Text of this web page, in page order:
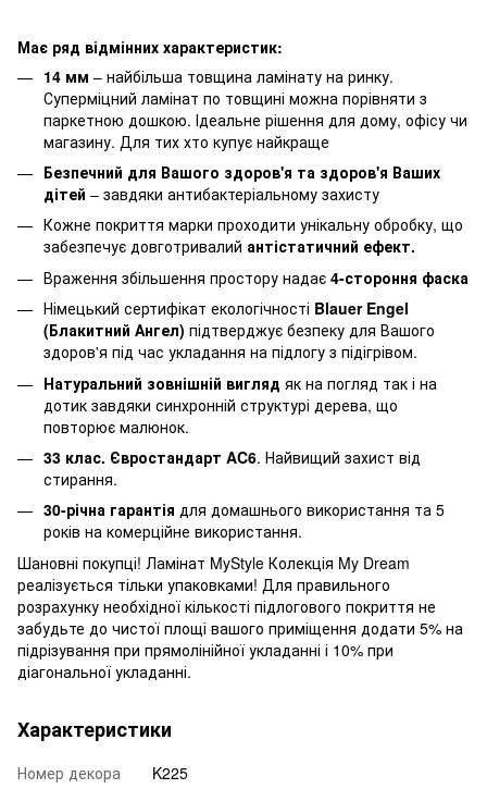
Має ряд відмінних характеристик:
14 мм – найбільша товщина ламінату на ринку.
Суперміцний ламінат по товщині можна порівняти з
паркетною дошкою. Ідеальне рішення для дому, офісу чи
магазину. Для тих хто купує найкраще
Безпечний для Вашого здоров'я та здоров'я Ваших
дітей – завдяки антибактеріальному захисту
Кожне покриття марки проходити унікальну обробку, що
забезпечує довготривалий антістатичний ефект.
Враження збільшення простору надає 4-стороння фаска
Німецький сертифікат екологічності Blauer Engel
(Блакитний Ангел) підтверджує безпеку для Вашого
здоров'я під час укладання на підлогу з підігрівом.
Натуральний зовнішній вигляд як на погляд так і на
дотик завдяки синхронній структурі дерева, що
повторює малюнок.
33 клас. Євростандарт AC6. Найвищий захист від
стирання.
30-річна гарантія для домашнього використання та 5
років на комерційне використання.
Шановні покупці! Ламінат MyStyle Колекція My Dream
реалізується тільки упаковками! Для правильного
розрахунку необхідної кількості підлогового покриття не
забудьте до чистої площі вашого приміщення додати 5% на
підрізування при прямолінійної укладанні і 10% при
діагональної укладанні.
Характеристики
Номер декора
K225